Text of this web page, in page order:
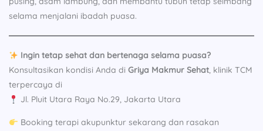
selama menjalani ibadah puasa.
Ingin tetap sehat dan bertenaga selama puasa?
Konsultasikan kondisi Anda di Griya Makmur Sehat, klinik TCM
terpercaya di
Jl. Pluit Utara Raya No.29, Jakarta Utara
Booking terapi akupunktur sekarang dan rasakan